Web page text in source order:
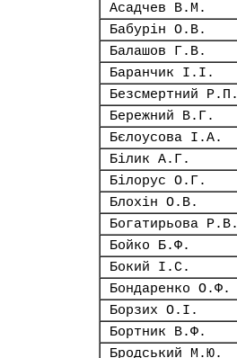
Асадчев В.М.
Бабурін О.В.
Балашов Г.В.
Баранчик І.І.
Безсмертний Р.П.
Бережний В.Г.
Бєлоусова І.А.
Білик А.Г.
Білорус О.Г.
Блохін О.В.
Богатирьова Р.В.
Бойко Б.Ф.
Бокий І.С.
Бондаренко О.Ф.
Борзих О.І.
Бортник В.Ф.
Бродський М.Ю.